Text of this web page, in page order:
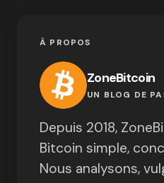
À PROPOS
ZoneBitcoin
UN BLOG DE
Depuis 2018,
Bitcoin simple,
Nous analysons,